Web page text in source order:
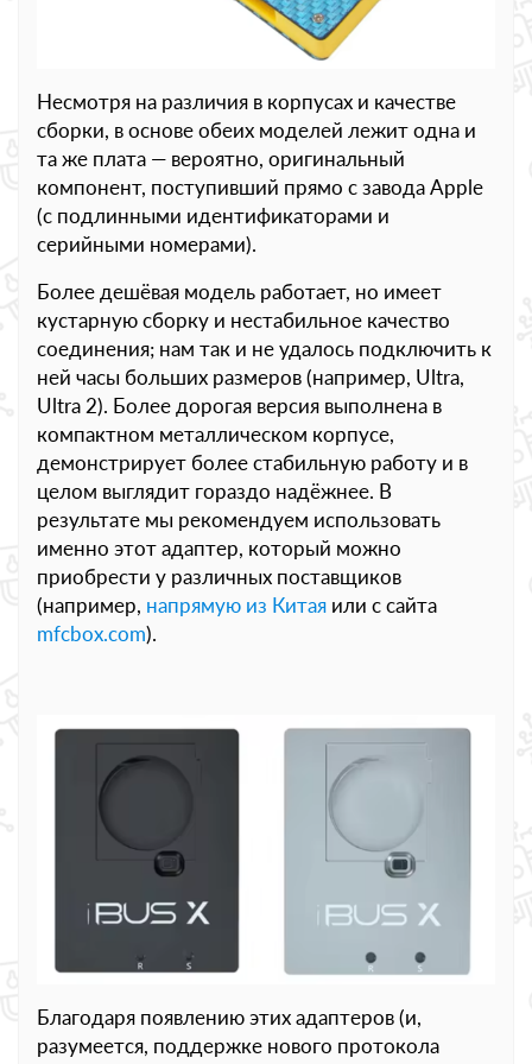
Несмотря на различия в корпусах и качестве
сборки, в основе обеих моделей лежит одна и
та же плата — вероятно, оригинальный
компонент, поступивший прямо с завода Apple
(с подлинными идентификаторами и
серийными номерами).
Более дешёвая модель работает, но имеет
кустарную сборку и нестабильное качество
соединения; нам так и не удалось подключить к
ней часы больших размеров (например, Ultra,
Ultra 2). Более дорогая версия выполнена в
компактном металлическом корпусе,
демонстрирует более стабильную работу и в
целом выглядит гораздо надёжнее. В
результате мы рекомендуем использовать
именно этот адаптер, который можно
приобрести у различных поставщиков
(например, напрямую из Китая или с сайта
mfcbox.com).
Благодаря появлению этих адаптеров (и,
разумеется, поддержке нового протокола